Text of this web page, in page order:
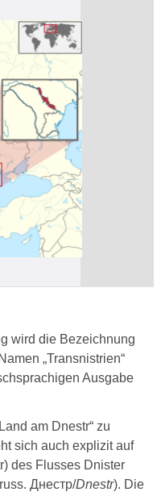
wird die Bezeichnung
„Transnistrien“
Ausgabe
am Dnestr“ zu
sich auch explizit auf
des Flusses Dnister
Днестр/Dnestr). Die